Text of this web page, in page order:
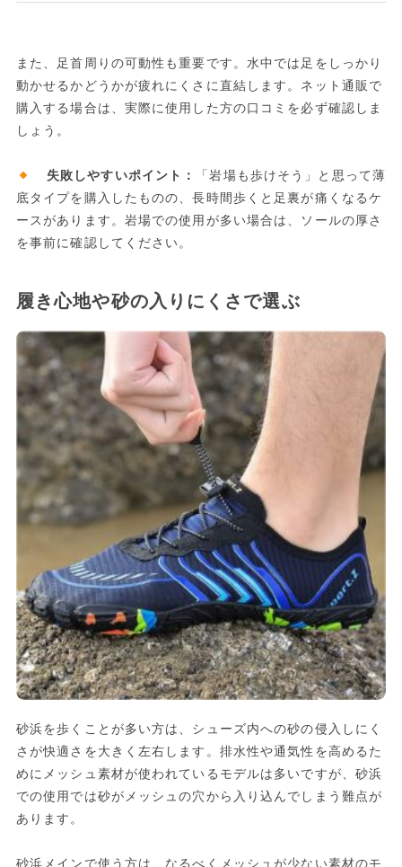
また、足首周りの可動性も重要です。水中では足をしっかり
動かせるかどうかが疲れにくさに直結します。ネット通販で
購入する場合は、実際に使用した方の口コミを必ず確認しま
しょう。
失敗しやすいポイント：
「岩場も歩けそう」と思って薄
底タイプを購入したものの、長時間歩くと足裏が痛くなるケ
ースがあります。岩場での使用が多い場合は、ソールの厚さ
を事前に確認してください。
履き心地や砂の入りにくさで選ぶ
砂浜を歩くことが多い方は、シューズ内への砂の侵入しにく
さが快適さを大きく左右します。排水性や通気性を高めるた
めにメッシュ素材が使われているモデルは多いですが、砂浜
での使用では砂がメッシュの穴から入り込んでしまう難点が
あります。
砂浜メインで使う方は、なるべくメッシュが少ない素材のモ